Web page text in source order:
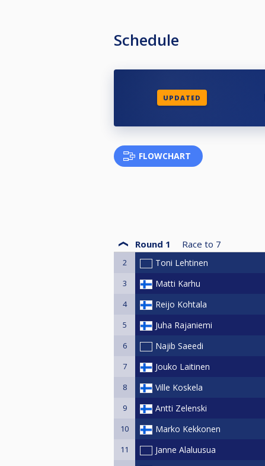
Schedule
UPDATED
FLOWCHART
Round 1 Race to 7
2 Toni Lehtinen
3 Matti Karhu
4 Reijo Kohtala
5 Juha Rajaniemi
6 Najib Saeedi
7 Jouko Laitinen
8 Ville Koskela
9 Antti Zelenski
10 Marko Kekkonen
11 Janne Alaluusua